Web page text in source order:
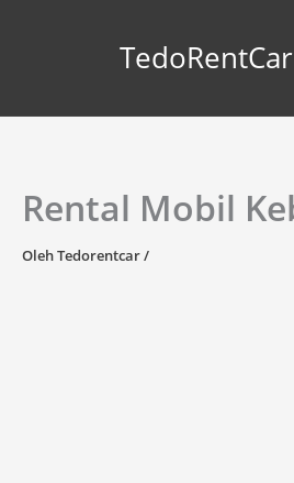
TedoRentCar
Rental Mobil
OlehTedorentcar/